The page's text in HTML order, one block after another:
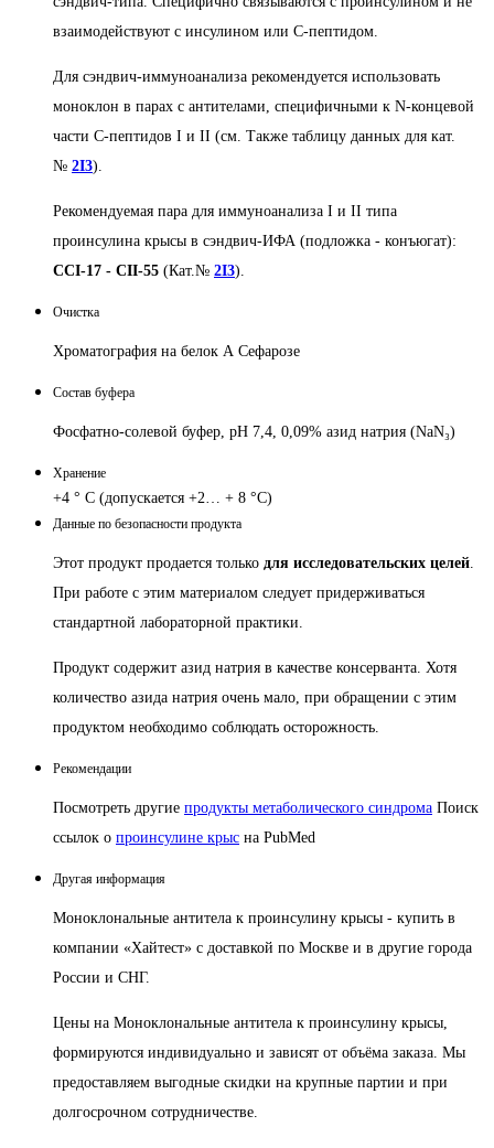
взаимодействуют с инсулином или С-пептидом.
Для сэндвич-иммуноанализа рекомендуется использовать
моноклон в парах с антителами, специфичными к N-концевой
части C-пептидов I и II (см. Также таблицу данных для кат.
№ 2I3).
Рекомендуемая пара для иммуноанализа I и II типа
проинсулина крысы в сэндвич-ИФА (подложка - конъюгат):
CCI-17 - CII-55 (Кат.№ 2I3).
Очистка
Хроматография на белок А Сефарозе
Состав буфера
Фосфатно-солевой буфер, pH 7,4, 0,09% азид натрия (NaN₃)
Хранение
+4 ° C (допускается +2… + 8 °C)
Данные по безопасности продукта
Этот продукт продается только для исследовательских целей.
При работе с этим материалом следует придерживаться
стандартной лабораторной практики.
Продукт содержит азид натрия в качестве консерванта. Хотя
количество азида натрия очень мало, при обращении с этим
продуктом необходимо соблюдать осторожность.
Рекомендации
Посмотреть другие продукты метаболического синдрома Поиск
ссылок о проинсулине крыс на PubMed
Другая информация
Моноклональные антитела к проинсулину крысы - купить в
компании «Хайтест» с доставкой по Москве и в другие города
России и СНГ.
Цены на Моноклональные антитела к проинсулину крысы,
формируются индивидуально и зависят от объёма заказа. Мы
предоставляем выгодные скидки на крупные партии и при
долгосрочном сотрудничестве.